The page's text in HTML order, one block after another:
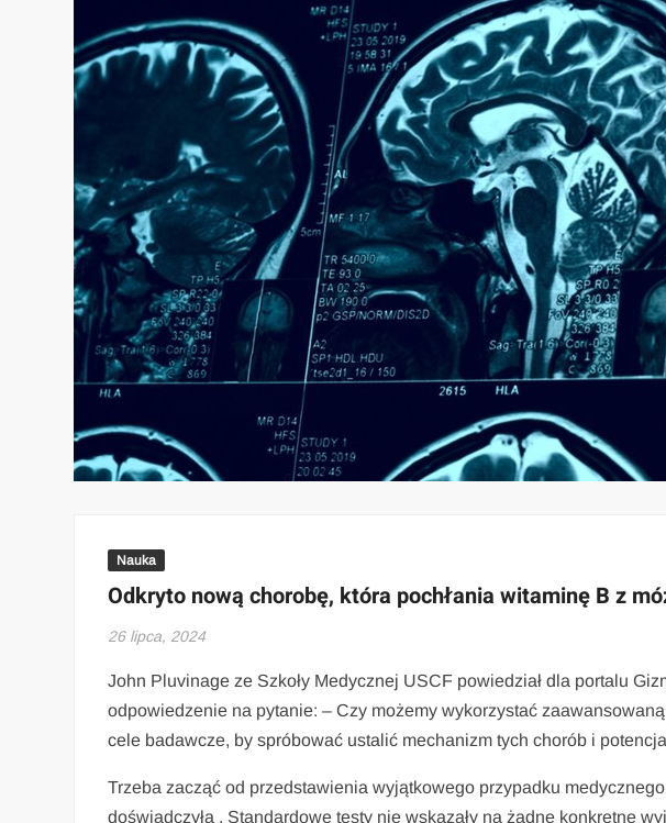
Nauka
Odkryto nową chorobę, która pochłania witaminę B z
26 lipca, 2024
John Pluvinage ze Szkoły Medycznej USCF powiedział dla portalu
odpowiedzenie na pytanie: – Czy możemy wykorzystać
cele badawcze, by spróbować ustalić mechanizm tych chorób i
Trzeba zacząć od przedstawienia wyjątkowego przypadku
doświadczyła . Standardowe testy nie wskazały na żadne konkretne